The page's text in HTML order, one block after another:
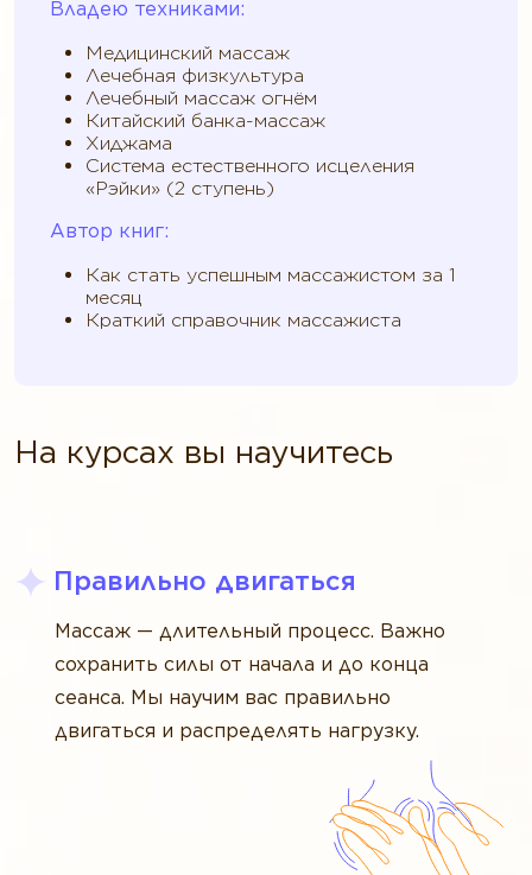
Владею техниками:
Медицинский массаж
Лечебная физкультура
Лечебный массаж огнём
Китайский банка-массаж
Хиджама
Система естественного исцеления
«Рэйки» (2 ступень)
Автор книг:
Как стать успешным массажистом за 1
месяц
Краткий справочник массажиста
На курсах вы научитесь
Правильно двигаться
Массаж — длительный процесс. Важно
сохранить силы от начала и до конца
сеанса. Мы научим вас правильно
двигаться и распределять нагрузку.